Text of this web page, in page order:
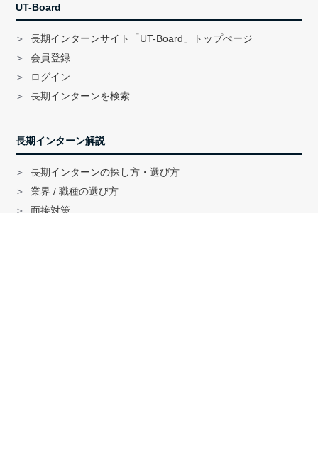
UT-Board
長期インターンサイト「UT-Board」トップぺージ
会員登録
ログイン
長期インターンを検索
長期インターン解説
長期インターンの探し方・選び方
業界 / 職種の選び方
面接対策